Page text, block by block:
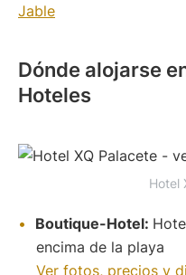
Jable
Dónde alojarse
Hoteles
Hotel
Boutique-Hotel:
encima de la playa
Ver fotos, precios y